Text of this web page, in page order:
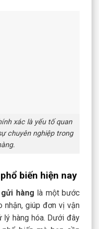
xác là yếu tố quan
chuyên nghiệp trong
biến hiện nay
hàng là một bước
nhận, giúp đơn vị vận
lý hàng hóa. Dưới đây